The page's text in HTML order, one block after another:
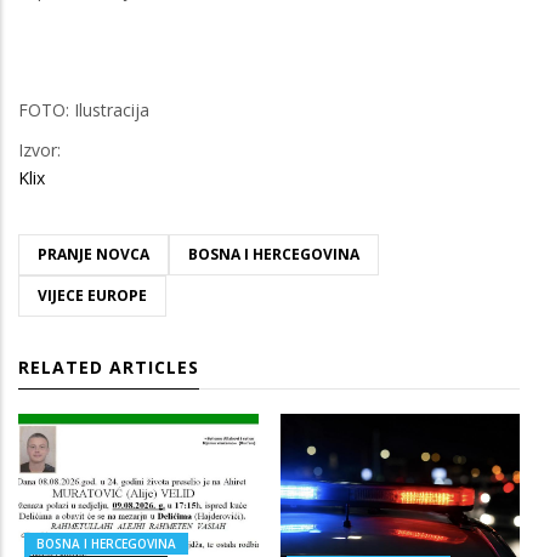
FOTO: Ilustracija
Izvor:
Klix
PRANJE NOVCA
BOSNA I HERCEGOVINA
VIJECE EUROPE
RELATED ARTICLES
BOSNA I HERCEGOVINA